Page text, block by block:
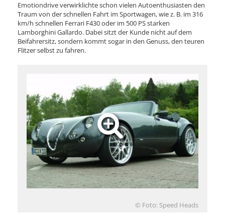
Emotiondrive verwirklichte schon vielen Autoenthusiasten den
Traum von der schnellen Fahrt im Sportwagen, wie z. B. im 316
km/h schnellen Ferrari F430 oder im 500 PS starken
Lamborghini Gallardo. Dabei sitzt der Kunde nicht auf dem
Beifahrersitz, sondern kommt sogar in den Genuss, den teuren
Flitzer selbst zu fahren.
© Foto: Speed Heads